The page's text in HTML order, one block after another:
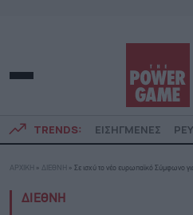
TRENDS: ΕΙΣΗΓΜΕΝΕΣ
ΑΡΧΙΚΗ » ΔΙΕΘΝΗ » Σε ισχύ το νέο ευρωπαϊκό Σύμφωνο
ΔΙΕΘΝΗ